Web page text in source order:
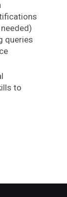
queries
to